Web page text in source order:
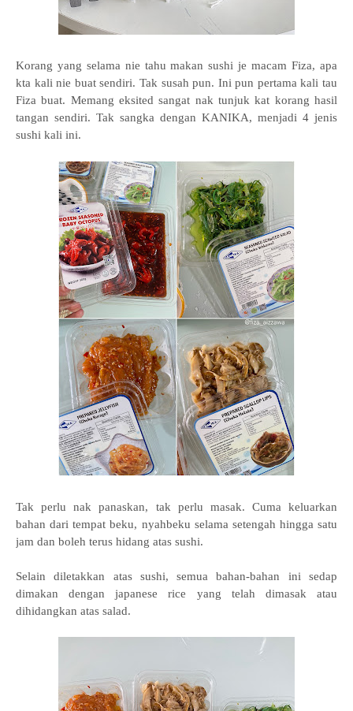
Korang yang selama nie tahu makan sushi je macam Fiza, apa
kta kali nie buat sendiri. Tak susah pun. Ini pun pertama kali tau
Fiza buat. Memang eksited sangat nak tunjuk kat korang hasil
tangan sendiri. Tak sangka dengan KANIKA, menjadi 4 jenis
sushi kali ini.
Tak perlu nak panaskan, tak perlu masak. Cuma keluarkan
bahan dari tempat beku, nyahbeku selama setengah hingga satu
jam dan boleh terus hidang atas sushi.
Selain diletakkan atas sushi, semua bahan-bahan ini sedap
dimakan dengan japanese rice yang telah dimasak atau
dihidangkan atas salad.